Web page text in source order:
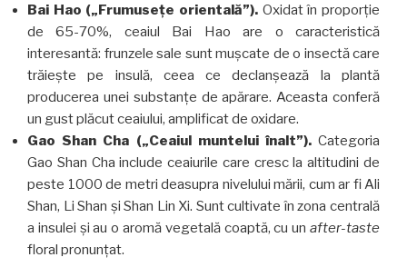
Bai Hao („Frumusețe orientală”). Oxidat în proporție
de 65-70%, ceaiul Bai Hao are o caracteristică
interesantă: frunzele sale sunt mușcate de o insectă care
trăiește pe insulă, ceea ce declanșează la plantă
producerea unei substanțe de apărare. Aceasta conferă
un gust plăcut ceaiului, amplificat de oxidare.
Gao Shan Cha („Ceaiul muntelui înalt”).Categoria
Gao Shan Cha include ceaiurile care cresc la altitudini de
peste 1000 de metri deasupra nivelului mării, cum ar fi Ali
Shan, Li Shan și Shan Lin Xi. Sunt cultivate în zona centrală
a insulei și au o aromă vegetală coaptă, cu un after-taste
floral pronunțat.